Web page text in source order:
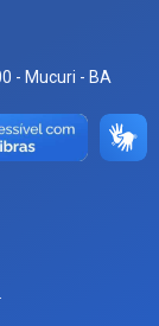
- Mucuri - BA